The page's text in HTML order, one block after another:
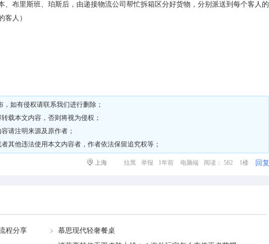
、布里斯班、珀斯后，由递接物流公司帮忙拆箱区分好货物，分别派送到每个客人的
客人）
，如有侵权请联系我们进行删除；
载本文内容，否则将视为侵权；
请注明来源及原作者；
其他违法使用本文内容者，作者依法保留追究权等；
上海 拉黑 举报 1年前 电脑端 阅读： 582 1楼 回复
程分享
慕思现代轻奢餐桌